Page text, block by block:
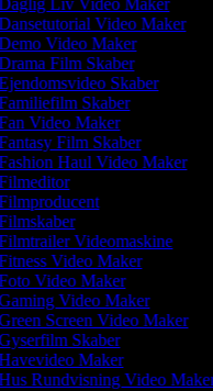
Liv Video Maker
Video Maker
Video Maker
Film Skaber
Skaber
Skaber
Video Maker
Film Skaber
Haul Video Maker
Videomaskine
Video Maker
Video Maker
Video Maker
Screen Video Maker
Skaber
Maker
Rundvisning Video Maker